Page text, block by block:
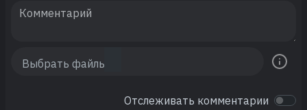
Отслеживать комментарии